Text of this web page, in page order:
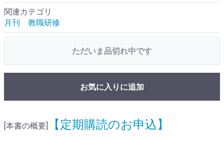
関連カテゴリ
月刊 教職研修
ただいま品切れ中です
お気に入りに追加
[本書の概要] 【定期購読のお申込】